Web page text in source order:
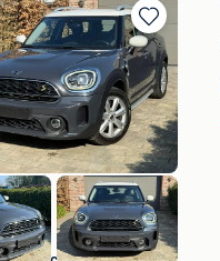
Bewaren
in
Mijn
Favorieten